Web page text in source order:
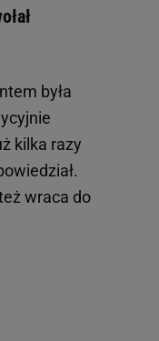
była
kilka razy
wraca do